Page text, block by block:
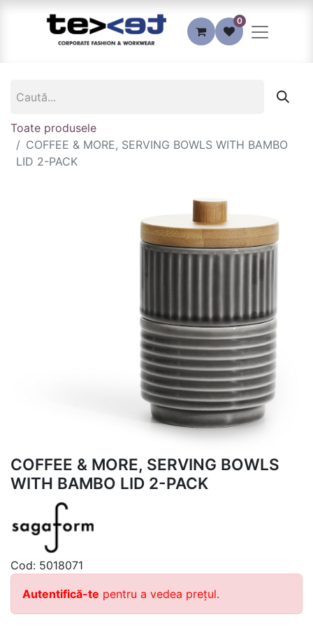
0
Toate produsele
COFFEE & MORE, SERVING BOWLS WITH BAMBO
LID 2-PACK
COFFEE & MORE, SERVING BOWLS
WITH BAMBO LID 2-PACK
Cod: 5018071
Autentifică-te pentru a vedea prețul.